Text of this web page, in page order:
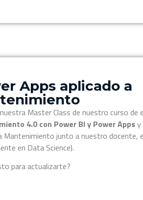
Apps aplicado a
Master Class de nuestro curso de
4.0 con Power BI y Power Appsy
Mantenimiento junto a nuestro docente,
en Data Science).
para actualizarte?